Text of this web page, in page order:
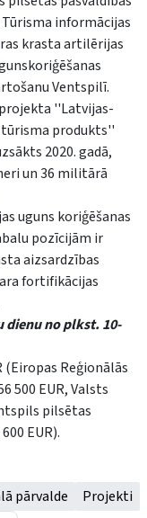
informācijas
krasta artilērijas
Ventspilī.
''Latvijas-
produkts''
2020. gadā,
un 36 militārā
uguns koriģēšanas
pozīcijām ir
aizsardzības
fortifikācijas
dienu no plkst. 10-
(Eiropas Reģionālās
500 EUR, Valsts
pilsētas
EUR).
pārvalde Projekti